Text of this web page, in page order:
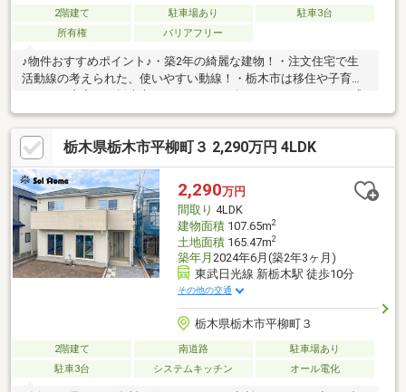
2階建て 駐車場あり
駐車3台
所有権
バリアフリー
♪物件おすすめポイント♪・築2年の綺麗な建物！・注文住宅で生
活動線の考えられた、使いやすい動線！・栃木市は移住や子育て
んな街
栃木県栃木市平柳町３ 2,290万円 4LDK
2,290万円
間取り 4LDK
建物面積107.65m2
土地面積165.47m2
築年月 2024年6月(築2年3ヶ月)
東武日光線 新栃木駅 徒歩10分
その他の交通
栃木県栃木市平柳町３
2階建て 南道路
駐車場あり
駐車3台
システムキッチン オール電化